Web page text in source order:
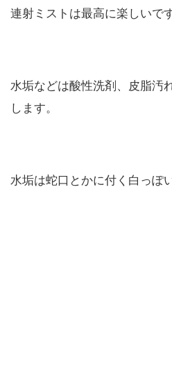
連射ミストは最高に楽しいで
水垢などは酸性洗剤、皮脂汚
します。
水垢は蛇口とかに付く白っぽ